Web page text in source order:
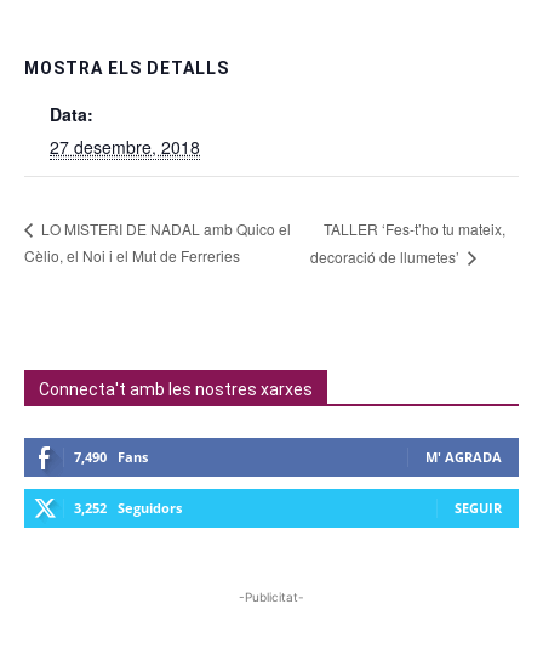
MOSTRA ELS DETALLS
Data:
27 desembre, 2018
LO MISTERI DE NADAL amb Quico el
Cèlio, el Noi i el Mut de Ferreries
TALLER ‘Fes-t’ho tu mateix,
decoració de llumetes’
Connecta't amb les nostres xarxes
7,490 Fans M' AGRADA
3,252 Seguidors SEGUIR
-Publicitat-